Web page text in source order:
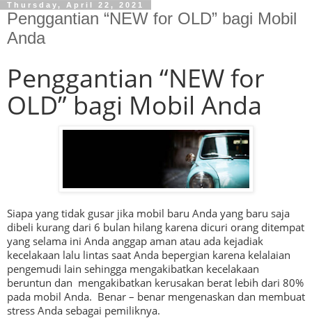
Thursday, April 22, 2021
Penggantian “NEW for OLD” bagi Mobil
Anda
Penggantian “NEW for
OLD” bagi Mobil Anda
Siapa yang tidak gusar jika mobil baru Anda yang baru saja
dibeli kurang dari 6 bulan hilang karena dicuri orang ditempat
yang selama ini Anda anggap aman atau ada kejadiak
kecelakaan lalu lintas saat Anda bepergian karena kelalaian
pengemudi lain sehingga mengakibatkan kecelakaan
beruntun dan mengakibatkan kerusakan berat lebih dari 80%
pada mobil Anda. Benar – benar mengenaskan dan membuat
stress Anda sebagai pemiliknya.